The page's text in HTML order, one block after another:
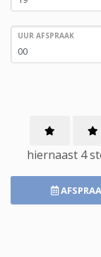
UUR AFSPRAAK
hiernaast 4